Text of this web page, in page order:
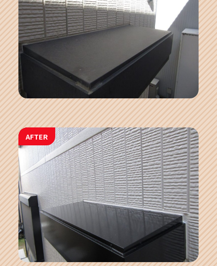
AFTER